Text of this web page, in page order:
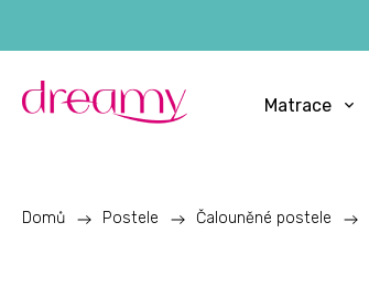
Matrace
Domů / Postele / Čalouněné postele /